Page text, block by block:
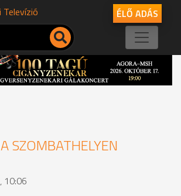
ÉLŐ ADÁS
SZOMBATHELYEN
10:06